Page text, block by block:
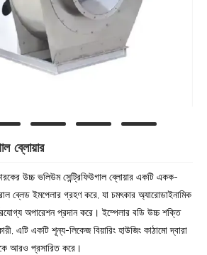
ব্লোয়ার
উচ্চ ভলিউম সেন্ট্রিফিউগাল ব্লোয়ার একটি একক-
ব্লেড ইমপেলার গ্রহণ করে, যা চমৎকার অ্যারোডাইনামিক
অপারেশন প্রদান করে। ইম্পেলার বডি উচ্চ শক্তি
এটি একটি শূন্য-লিকেজ বিয়ারিং হাউজিং কাঠামো দ্বারা
আরও প্রসারিত করে।